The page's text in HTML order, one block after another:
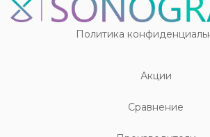
Политика
Акции
Cравнение